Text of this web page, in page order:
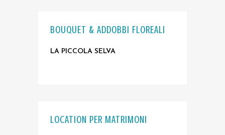
BOUQUET & ADDOBBI FLOREALI
LA PICCOLA SELVA
LOCATION PER MATRIMONI